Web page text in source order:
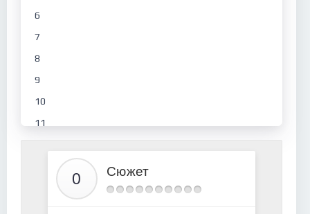
6
7
8
9
10
11
Сюжет